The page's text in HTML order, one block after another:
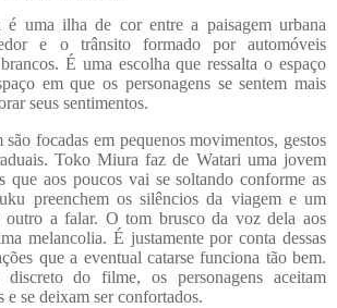
uma ilha de cor entre a paisagem urbana
e o trânsito formado por automóveis
É uma escolha que ressalta o espaço
em que os personagens se sentem mais
seus sentimentos.
são focadas em pequenos movimentos, gestos
Toko Miura faz de Watari uma jovem
que aos poucos vai se soltando conforme as
preenchem os silêncios da viagem e um
outro a falar. O tom brusco da voz dela aos
melancolia. É justamente por conta dessas
que a eventual catarse funciona tão bem.
do filme, os personagens aceitam
e se deixam ser confortados.